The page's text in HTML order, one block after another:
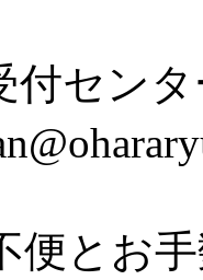
付セン
便とお